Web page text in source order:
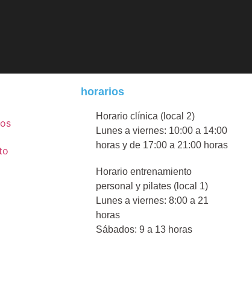
horarios
Horario clínica (local 2)
Lunes a viernes: 10:00 a 14:00
horas y de 17:00 a 21:00 horas
Horario entrenamiento
personal y pilates (local 1)
Lunes a viernes: 8:00 a 21
horas
Sábados: 9 a 13 horas